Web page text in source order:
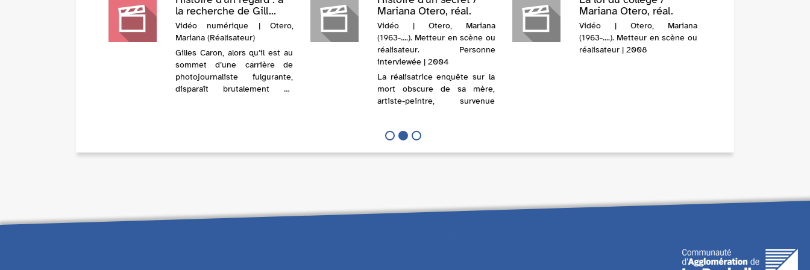
Mariana Otero, réal.
Vidéo | Otero, Mariana
(1963-....). Metteur en scène ou
réalisateur. Personne
interviewée | 2004
La réalisatrice enquête sur la
mort obscure de sa mère,
artiste-peintre, survenue
quatre ans et demi, sa mère
Mariana Otero, réal.
Vidéo | Otero, Mariana
(1963-....). Metteur en scène ou
réalisateur | 2008
la recherche de Gill...
Vidéo numérique | Otero,
Mariana (Réalisateur)
Gilles Caron, alors qu’il est au
sommet d’une carrière de
photojournaliste fulgurante,
disparaît brutalement au